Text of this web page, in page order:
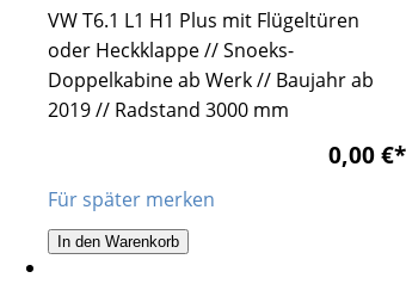
VW T6.1 L1 H1 Plus mit Flügeltüren
oder Heckklappe // Snoeks-
Doppelkabine ab Werk // Baujahr ab
2019 // Radstand 3000 mm
0,00 €*
Für später merken
In den Warenkorb